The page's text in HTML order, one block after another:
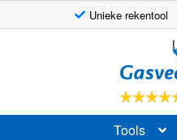
Unieke rekentool
door
naar
navigatie
naar
de
inhoud
Tools